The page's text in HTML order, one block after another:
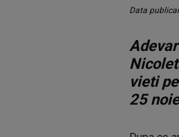
Data
vieti
25